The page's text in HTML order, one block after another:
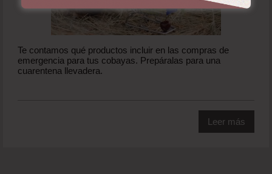
Te contamos qué productos incluir en las compras de
emergencia para tus cobayas. Prepáralas para una
cuarentena llevadera.
Leer más